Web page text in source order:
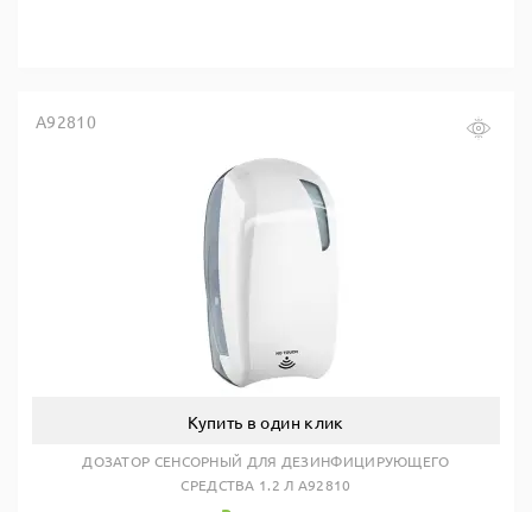
A92810
Купить в один клик
ДОЗАТОР СЕНСОРНЫЙ ДЛЯ ДЕЗИНФИЦИРУЮЩЕГО
СРЕДСТВА 1.2 Л A92810